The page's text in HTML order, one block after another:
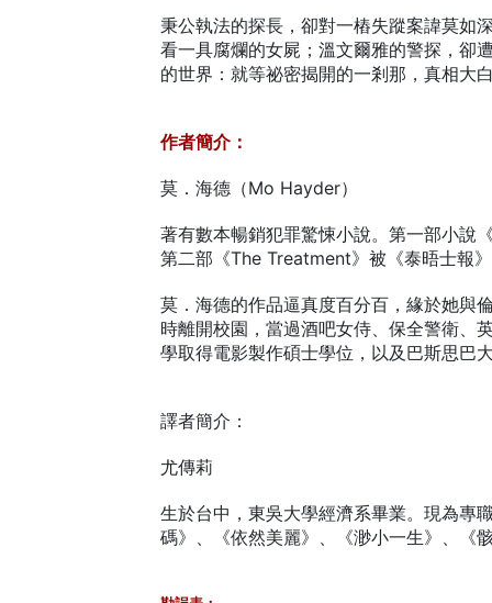
秉公執法的探長，卻對一樁失蹤案諱莫如
看一具腐爛的女屍；溫文爾雅的警探，卻
的世界：就等祕密揭開的一剎那，真相大
作者簡介：
莫．海德（Mo Hayder）
著有數本暢銷犯罪驚悚小說。第一部小說
第二部《The Treatment》被《泰晤士報
莫．海德的作品逼真度百分百，緣於她與
時離開校園，當過酒吧女侍、保全警衛、
學取得電影製作碩士學位，以及巴斯思巴
譯者簡介：
尤傳莉
生於台中，東吳大學經濟系畢業。現為專
碼》、《依然美麗》、《渺小一生》、《